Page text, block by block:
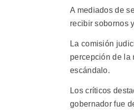
A mediados de
recibir sobornos
La comisión
percepción de la
escándalo.
Los críticos
gobernador fue